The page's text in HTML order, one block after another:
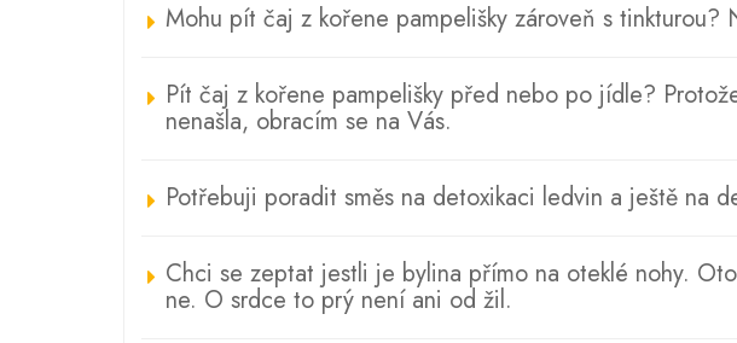
Mohu pít čaj z kořene pampelišky zároveň s
Pít čaj z kořene pampelišky před nebo po jídle?
nenašla, obracím se na Vás.
Potřebuji poradit směs na detoxikaci ledvin a ještě na
Chci se zeptat jestli je bylina přímo na oteklé nohy.
ne. O srdce to prý není ani od žil.